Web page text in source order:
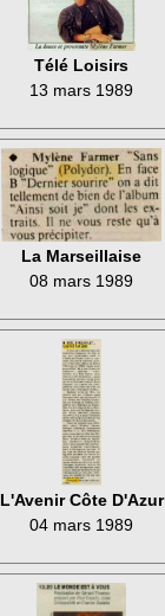
Télé Loisirs
13 mars 1989
La Marseillaise
08 mars 1989
L'Avenir Côte D'Azur
04 mars 1989